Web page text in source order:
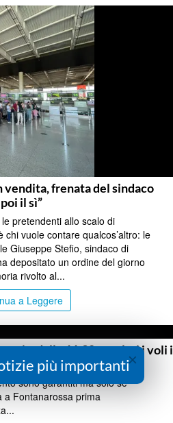
frenata del sindaco
il sì”
pretendenti allo scalo di
chi vuole contare qualcos’altro: le
Giuseppe Stefio, sindaco di
depositato un ordine del giorno
rivolto al...
a Leggere
dalle 11,30 regolari i voli
sono garantiti ma solo se
a Fontanarossa prima
×
più importanti